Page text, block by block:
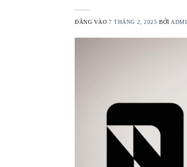
ĐĂNG VÀO7 THÁNG 2, 2025 BỞI